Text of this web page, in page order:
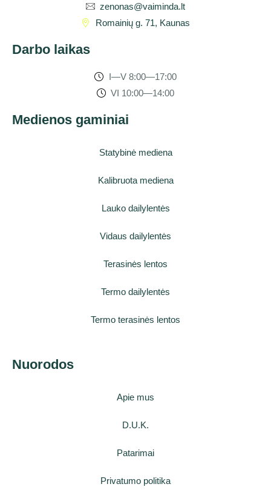
zenonas@vaiminda.lt
Romainių g. 71, Kaunas
Darbo laikas
I—V 8:00—17:00
VI 10:00—14:00
Medienos gaminiai
Statybinė mediena
Kalibruota mediena
Lauko dailylentės
Vidaus dailylentės
Terasinės lentos
Termo dailylentės
Termo terasinės lentos
Nuorodos
Apie mus
D.U.K.
Patarimai
Privatumo politika